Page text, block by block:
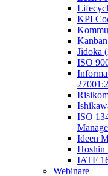
KPI
Kanban
Jidoka
ISO
ISO
Ideen
Hoshin
IATF
Webinare